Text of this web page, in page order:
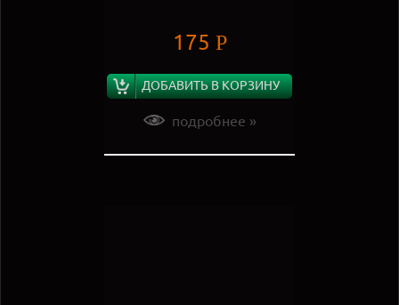
175 Р
ДОБАВИТЬ В КОРЗИНУ
подробнее »